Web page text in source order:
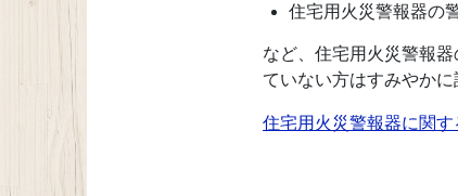
住宅用火災警報器の
など、住宅用火災警報
ていない方はすみやか
住宅用火災警報器に関す